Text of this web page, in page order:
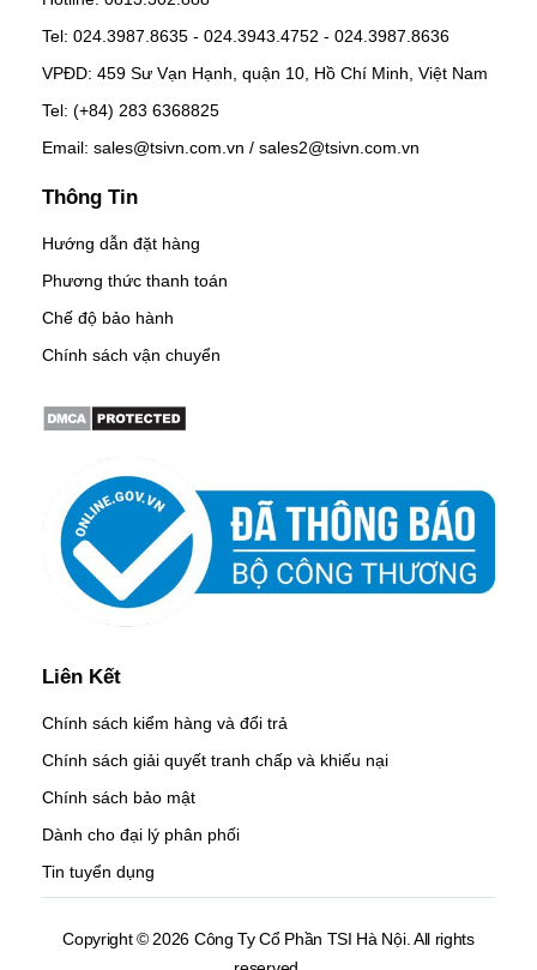
Tel: 024.3987.8635 - 024.3943.4752 - 024.3987.8636
VPĐD: 459 Sư Vạn Hạnh, quận 10, Hồ Chí Minh, Việt Nam
Tel: (+84) 283 6368825
Email: sales@tsivn.com.vn / sales2@tsivn.com.vn
Thông Tin
Hướng dẫn đặt hàng
Phương thức thanh toán
Chế độ bảo hành
Chính sách vận chuyển
Liên Kết
Chính sách kiểm hàng và đổi trả
Chính sách giải quyết tranh chấp và khiếu nại
Chính sách bảo mật
Dành cho đại lý phân phối
Tin tuyển dụng
Copyright © 2026 Công Ty Cổ Phần TSI Hà Nội. All rights